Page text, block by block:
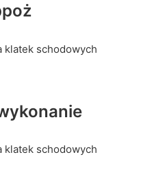
klatek schodowych
klatek schodowych